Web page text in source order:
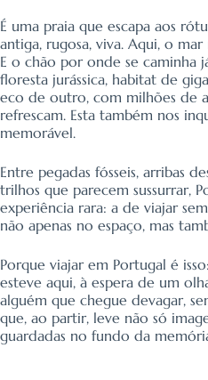
É uma praia que escapa aos
antiga, rugosa, viva. Aqui, o
E o chão por onde se caminha
floresta jurássica, habitat de
eco de outro, com milhões de
refrescam. Esta também nos
memorável.
Entre pegadas fósseis, arribas
trilhos que parecem sussurrar,
experiência rara: a de viajar
não apenas no espaço, mas
Porque viajar em Portugal é
esteve aqui, à espera de um
alguém que chegue devagar,
que, ao partir, leve não só
guardadas no fundo da